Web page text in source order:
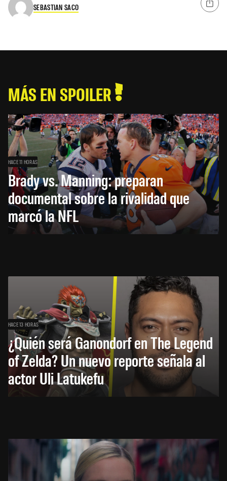
SEBASTIAN SACO
MÁS EN SPOILER
HACE 11 HORAS
Brady vs. Manning: preparan
documental sobre la rivalidad que
marcó la NFL
HACE 13 HORAS
¿Quién será Ganondorf en The Legend
of Zelda? Un nuevo reporte señala al
actor Uli Latukefu